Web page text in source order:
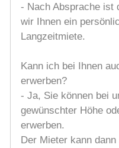
- Nach Absprache ist
wir Ihnen ein
Langzeitmiete.
Kann ich bei Ihnen
erwerben?
- Ja, Sie können bei
gewünschter Höhe
erwerben.
Der Mieter kann